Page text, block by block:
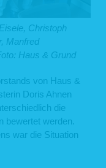
Christoph
Manfred
Haus & Grund
von Haus &
Doris Ahnen
die
bewertet werden.
war die Situation